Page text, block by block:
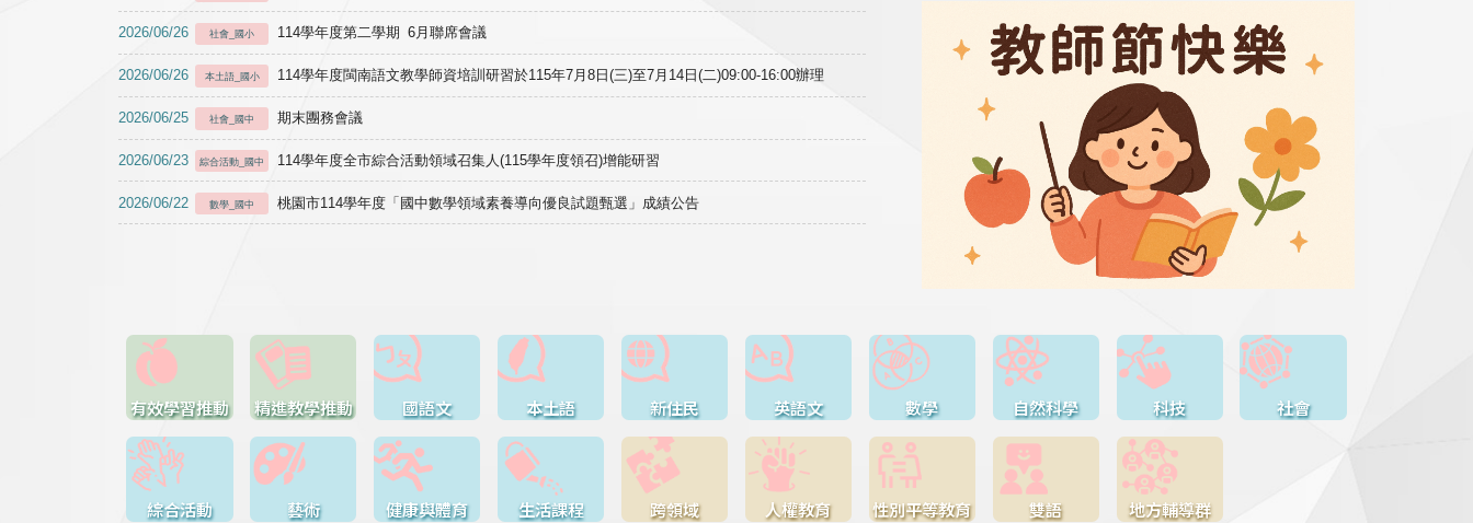
2026/06/26 社會_國小 114學年度第二學期 6月聯席會議
2026/06/26 本土語_國小 114學年度閩南語文教學師資培訓研習於115年7月8日(三)至7月14日(二)09:00-16:00辦理
2026/06/25 社會_國中 期末團務會議
2026/06/23 綜合活動_國中 114學年度全市綜合活動領域召集人(115學年度領召)增能研習
2026/06/22 數學_國中 桃園市114學年度「國中數學領域素養導向優良試題甄選」成績公告
有效學習推動 精進教學推動 國語文 本土語 新住民 英語文 數學 自然科學 科技 社會
綜合活動 藝術 健康與體育 生活課程 跨領域 人權教育 性別平等教育 雙語 地方輔導群